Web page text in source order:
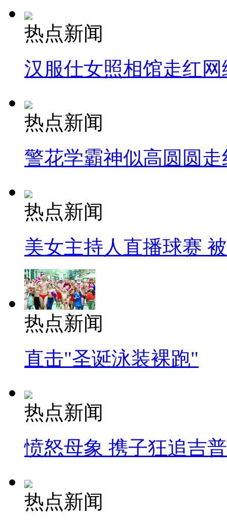
热点新闻
汉服仕女照相馆走红网
热点新闻
警花学霸神似高圆圆走
热点新闻
美女主持人直播球赛
热点新闻
直击"圣诞泳装裸跑"
热点新闻
愤怒母象 携子狂追吉
热点新闻